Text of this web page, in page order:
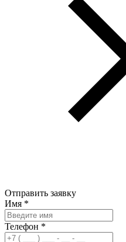
Отправить заявку
Имя *
Телефон *